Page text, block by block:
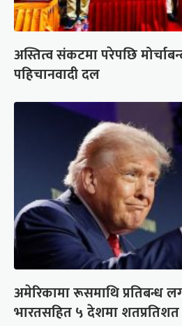
अस्तित्व संकटमा परेपछि
पहिचानवादी दल
अमेरिकामा रूसमाथि प्रतिबन्ध
भारतसहित ५ देशमा